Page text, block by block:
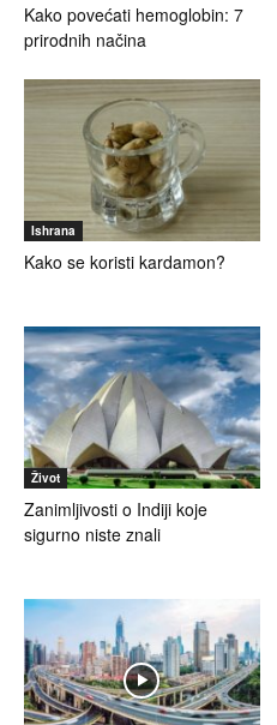
Kako povećati hemoglobin: 7
prirodnih načina
Ishrana
Kako se koristi kardamon?
Život
Zanimljivosti o Indiji koje
sigurno niste znali